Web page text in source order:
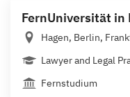
FernUniversität in
Hagen, Berlin,
Lawyer and Legal
Fernstudium